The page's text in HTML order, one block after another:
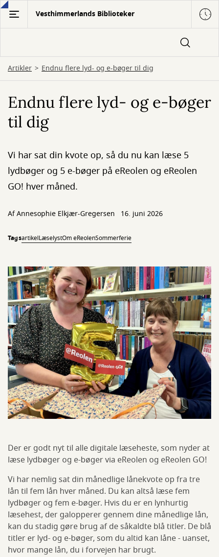
Gå
hovedindhold
Vesthimmerlands Biblioteker
Artikler Endnu flere lyd- og e-bøger til dig
Endnu flere lyd- og e-bøger
til dig
Vi har sat din kvote op, så du nu kan læse 5
lydbøger og 5 e-bøger på eReolen og eReolen
GO! hver måned.
AfAnnesophie Elkjær-Gregersen 16. juni 2026
TagsartikelLæselystOm eReolenSommerferie
Der er godt nyt til alle digitale læseheste, som nyder at
læse lydbøger og e-bøger via eReolen og eReolen GO!
Vi har nemlig sat din månedlige lånekvote op fra tre
lån til fem lån hver måned. Du kan altså læse fem
lydbøger og fem e-bøger. Hvis du er en lynhurtig
læsehest, der galopperer gennem dine månedlige lån,
kan du stadig gøre brug af de såkaldte blå titler. De blå
titler er lyd- og e-bøger, som du altid kan låne - uanset,
hvor mange lån, du i forvejen har brugt.